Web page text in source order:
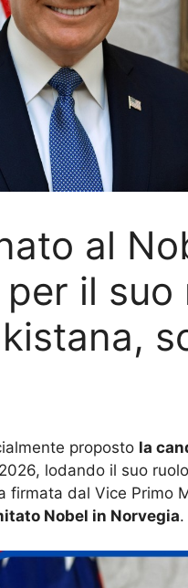
al
il suo
proposto la
lodando il suo
firmata dal Vice Primo
Nobel in Norvegia.